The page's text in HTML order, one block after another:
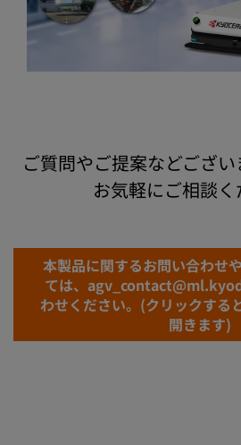
ご質問やご提案などござ
お気軽にご相談く
本製品に関するお問い合わせ
ては、
わせください。(クリックする
開きます)